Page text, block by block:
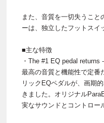
また、音質を一切失うこと
ーは、独立したフットスイ
■主な特徴
・The #1 EQ pedal returns
最高の音質と機能性で定番
リックEQペダルが、画期
きました。オリジナル
実なサウンドとコントロー